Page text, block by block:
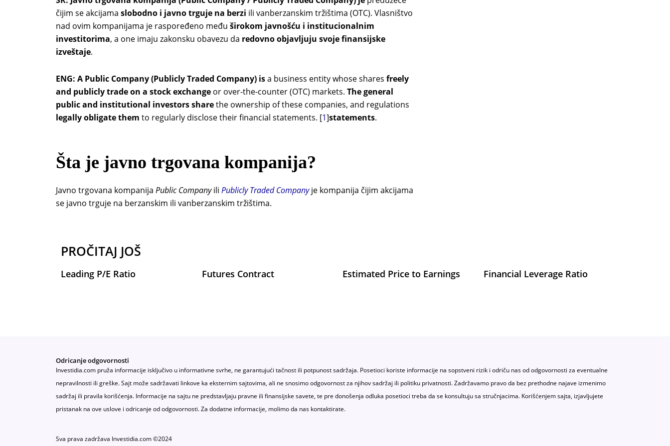
čijim se akcijama slobodno i javno trguje na berzi ili vanberzanskim tržištima (OTC). Vlasništvo
nad ovim kompanijama je raspoređeno među širokom javnošću i institucionalnim
investitorima, a one imaju zakonsku obavezu da redovno objavljuju svoje finansijske
izveštaje.
ENG: A Public Company (Publicly Traded Company) isa business entity whose shares freely
and publicly trade on a stock exchange or over-the-counter (OTC) markets. The general
public and institutional investors sharethe ownership of these companies, and regulations
legally obligate them to regularly disclose their financial statements. [1]statements.
Šta je javno trgovana kompanija?
Javno trgovana kompanija Public Companyili Publicly Traded Companyje kompanija čijim akcijama
se javno trguje na berzanskim ili vanberzanskim tržištima.
PROČITAJ JOŠ
Leading P/E Ratio Futures Contract Estimated Price to Earnings Financial Leverage Ratio
Odricanje odgovornosti
Investidia.com pruža informacije isključivo u informativne svrhe, ne garantujući tačnost ili potpunost sadržaja. Posetioci koriste informacije na sopstveni rizik i odriču nas od odgovornosti za eventualne
nepravilnosti ili greške. Sajt može sadržavati linkove ka eksternim sajtovima, ali ne snosimo odgovornost za njihov sadržaj ili politiku privatnosti. Zadržavamo pravo da bez prethodne najave izmenimo
sadržaj ili pravila korišćenja. Informacije na sajtu ne predstavljaju pravne ili finansijske savete, te pre donošenja odluka posetioci treba da se konsultuju sa stručnjacima. Korišćenjem sajta, izjavljujete
pristanak na ove uslove i odricanje od odgovornosti. Za dodatne informacije, molimo da nas kontaktirate.
Sva prava zadržava Investidia.com ©2024